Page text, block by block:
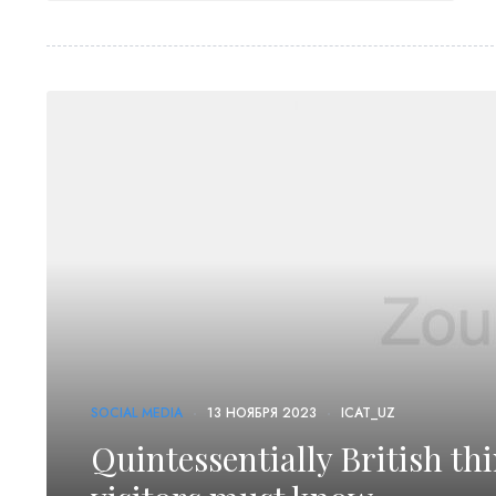
SOCIAL MEDIA 13 НОЯБРЯ 2023 ICAT_UZ
Quintessentially British